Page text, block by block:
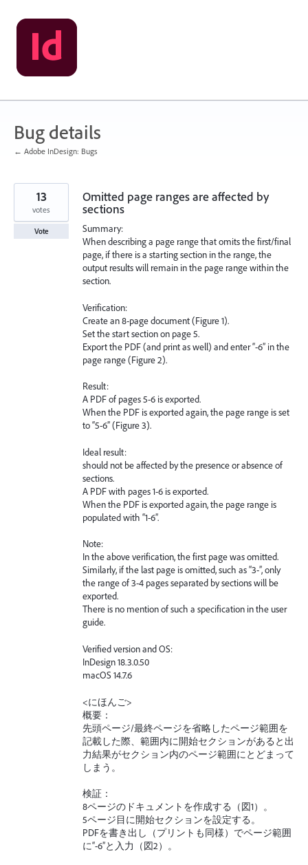
Skip
to
content
Bug details
← Adobe InDesign: Bugs
Omitted page ranges are affected by
sections
Summary:
When describing a page range that omits the first/final
page, if there is a starting section in the range, the
output results will remain in the page range within the
section.
Verification:
Create an 8-page document (Figure 1).
Set the start section on page 5.
Export the PDF (and print as well) and enter “-6” in the
page range (Figure 2).
Result:
A PDF of pages 5-6 is exported.
When the PDF is exported again, the page range is set
to “5-6” (Figure 3).
Ideal result:
should not be affected by the presence or absence of
sections.
A PDF with pages 1-6 is exported.
When the PDF is exported again, the page range is
populated with “1-6”.
Note:
In the above verification, the first page was omitted.
Similarly, if the last page is omitted, such as “3-”, only
the range of 3-4 pages separated by sections will be
exported.
There is no mention of such a specification in the user
guide.
Verified version and OS:
InDesign 18.3.0.50
macOS 14.7.6
<にほんご>
概要：
先頭ページ/最終ページを省略したページ範囲を
記載した際、範囲内に開始セクションがあると出
力結果がセクション内のページ範囲にとどまって
しまう。
検証：
8ページのドキュメントを作成する（図1）。
5ページ目に開始セクションを設定する。
PDFを書き出し（プリントも同様）でページ範囲
に“-6”と入力（図2）。
13
votes
Vote